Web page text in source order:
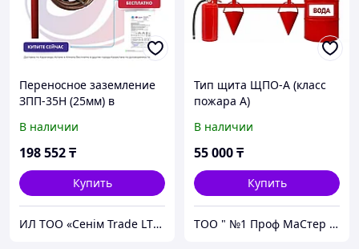
Переносное заземление
ЗПП-35Н (25мм) в
протокол испытания
бесплатно
В наличии
198 552₸
Купить
ИЛ ТОО «Сенiм Trade LTD»
Тип щита ЩПО-А (класс
пожара А)
В наличии
55 000₸
Купить
ТОО " №1 Проф МаСтер ZNZS"